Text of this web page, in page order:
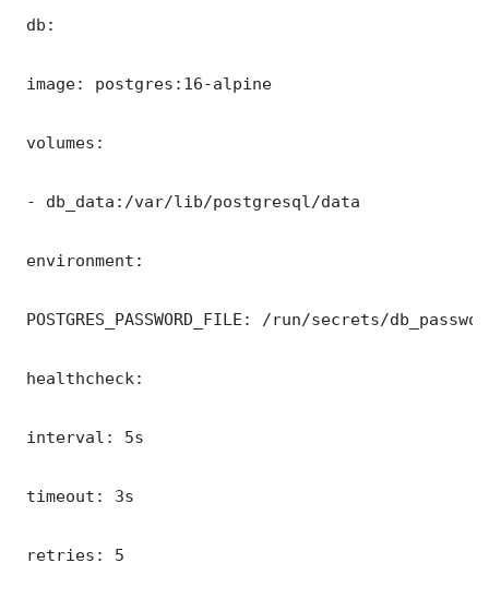
db:
image: postgres:16-alpine
volumes:
- db_data:/var/lib/postgresql/data
environment:
POSTGRES_PASSWORD_FILE: /run/secrets/
healthcheck:
interval: 5s
timeout: 3s
retries: 5